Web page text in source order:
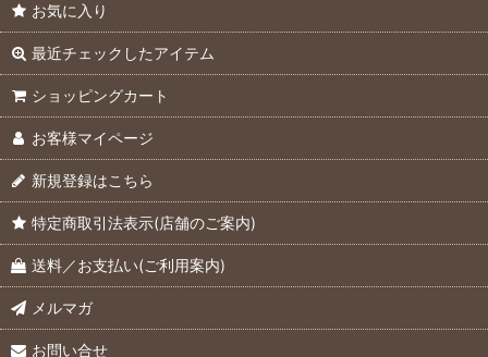
お気に入り
最近チェックしたアイテム
ショッピングカート
お客様マイページ
新規登録はこちら
特定商取引法表示(店舗のご案内)
送料／お支払い(ご利用案内)
メルマガ
お問い合せ